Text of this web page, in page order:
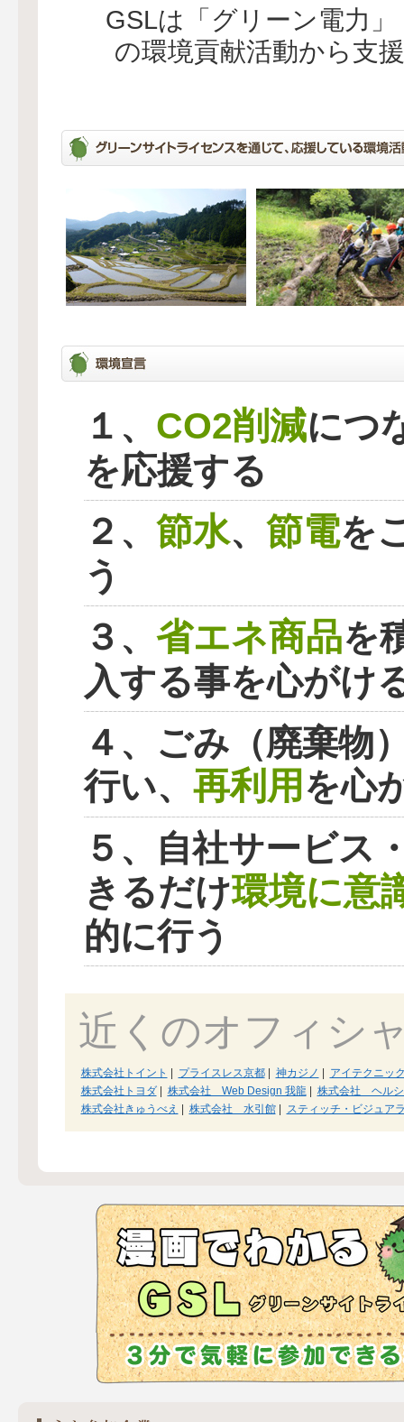
GSLは「グリーン電力
の環境貢献活動から支
１、 CO2削減につ
を応援する
２、 節水、 節電を
う
３、 省エネ商品を
入する事を心がけ
４、ごみ（廃棄物
行い、 再利用 を心
５、自社サービス
きるだけ環境に意
的に行う
近くのオフィシ
株式会社トイント | プライスレス京都| 神カジノ | アイテクニッ
株式会社トヨダ| 株式会社 Web Design 我龍 | 株式会社 ヘルシ
株式会社きゅうべえ | 株式会社 水引館| スティッチ・ビジュア